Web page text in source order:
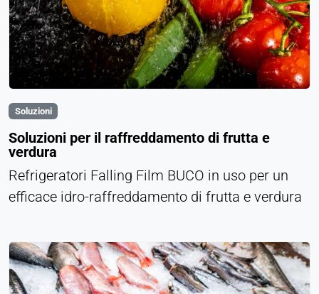
Soluzioni
Soluzioni per il raffreddamento di frutta e
verdura
Refrigeratori Falling Film BUCO in uso per un
efficace idro-raffreddamento di frutta e verdura